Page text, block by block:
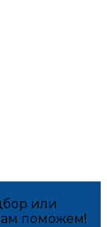
или
поможем!